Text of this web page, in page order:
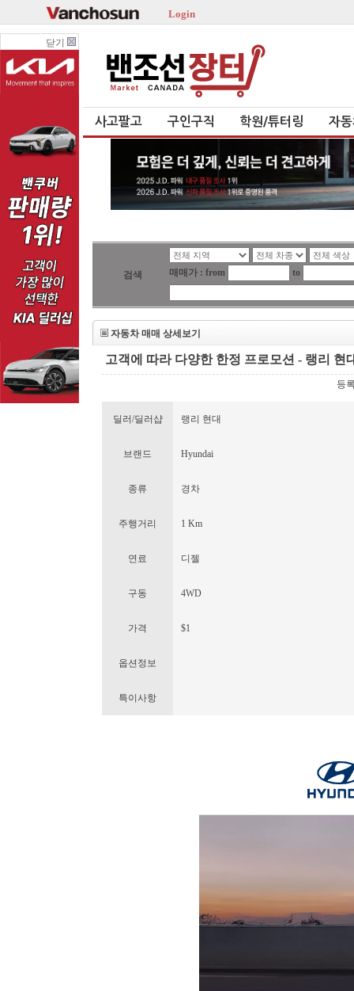
Login
닫기
사고팔고 구인구직 학원/튜터링 자
검색 매매가 : from to
자동차 매매 상세보기
고객에 따라 다양한 한정 프로모션 - 랭리 현
등
딜러/딜러샵 랭리 현대
브랜드 Hyundai
종류 경차
주행거리 1 Km
연료 디젤
구동 4WD
가격 $1
옵션정보
특이사항